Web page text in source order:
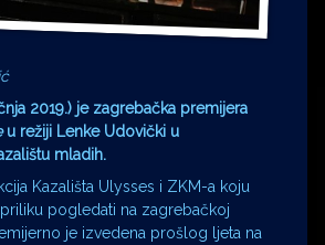
2019.) je zagrebačka premijera
u režiji Lenke Udovički u
mladih.
Kazališta Ulysses i ZKM-a koju
pogledati na zagrebačkoj
je izvedena prošlog ljeta na